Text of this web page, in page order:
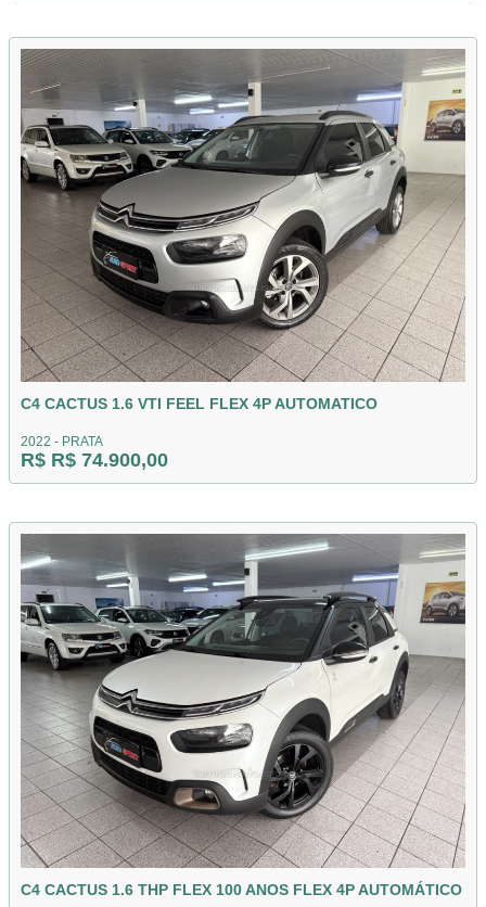
C4 CACTUS 1.6 VTI FEEL FLEX 4P AUTOMATICO
2022 - PRATA
R$ R$ 74.900,00
C4 CACTUS 1.6 THP FLEX 100 ANOS FLEX 4P AUTOMÁTICO